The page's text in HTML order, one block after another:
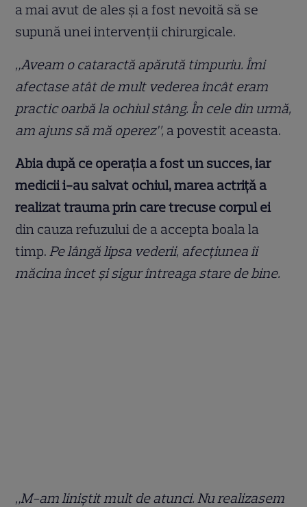
a mai avut de ales și a fost nevoită să se
supună unei intervenții chirurgicale.
„Aveam o cataractă apărută timpuriu. Îmi
afectase atât de mult vederea încât eram
practic oarbă la ochiul stâng. În cele din urmă,
am ajuns să mă operez”, a povestit aceasta.
Abia după ce operația a fost un succes, iar
medicii i-au salvat ochiul, marea actriță a
realizat trauma prin care trecuse corpul ei
din cauza refuzului de a accepta boala la
timp. Pe lângă lipsa vederii, afecțiunea îi
măcina încet și sigur întreaga stare de bine.
„M-am liniștit mult de atunci. Nu realizasem